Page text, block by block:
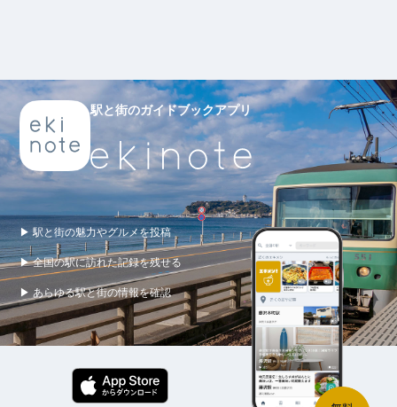
駅と街のガイドブックアプリ
▶ 駅と街の魅力やグルメを投稿
▶ 全国の駅に訪れた記録を残せる
▶ あらゆる駅と街の情報を確認